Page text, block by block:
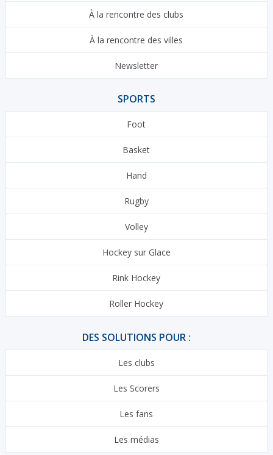
À la rencontre des clubs
À la rencontre des villes
Newsletter
SPORTS
Foot
Basket
Hand
Rugby
Volley
Hockey sur Glace
Rink Hockey
Roller Hockey
DES SOLUTIONS POUR :
Les clubs
Les Scorers
Les fans
Les médias